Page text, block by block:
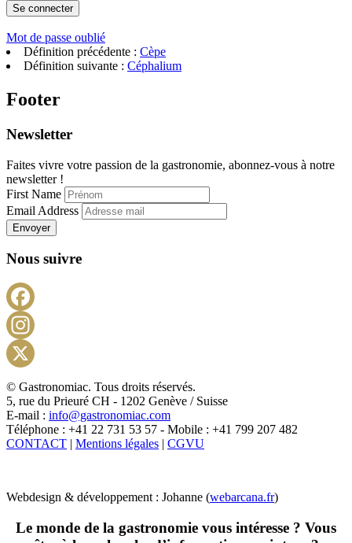
Mot de passe oublié
Définition précédente : Cèpe
Définition suivante : Céphalium
Footer
Newsletter
Faites vivre votre passion de la gastronomie, abonnez-vous à notre
newsletter !
First Name
Email Address
Envoyer
Nous suivre
X
© Gastronomiac. Tous droits réservés.
5, rue du Prieuré CH - 1202 Genève / Suisse
E-mail : info@gastronomiac.com
Téléphone : +41 22 731 53 57 - Mobile : +41 799 207 482
CONTACT | Mentions légales | CGVU
Webdesign & développement : Johanne (webarcana.fr)
Le monde de la gastronomie vous intéresse ? Vous